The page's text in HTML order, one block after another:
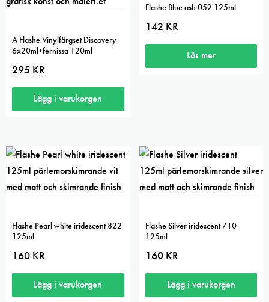
A Flashe Vinylfärgset Discovery
6x20ml+fernissa 120ml
295 KR
Lägg i varukorgen
Flashe Blue ash 052 125ml
142 KR
Läs mer
Flashe Pearl white iridescent 822
125ml
160 KR
Lägg i varukorgen
Flashe Silver iridescent 710
125ml
160 KR
Lägg i varukorgen